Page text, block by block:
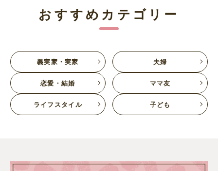
おすすめカテゴリー
義実家・実家 夫婦
恋愛・結婚 ママ友
ライフスタイル 子ども